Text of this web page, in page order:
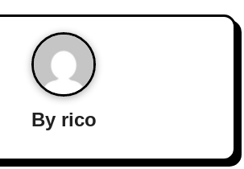
By rico